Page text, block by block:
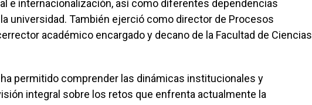
e internacionalización, así como diferentes dependencias
universidad. También ejerció como director de Procesos
académico encargado y decano de la Facultad de Ciencias
permitido comprender las dinámicas institucionales y
integral sobre los retos que enfrenta actualmente la